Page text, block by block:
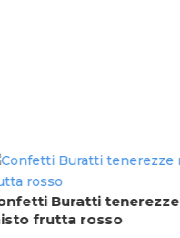
Buratti tenerezze
frutta rosso